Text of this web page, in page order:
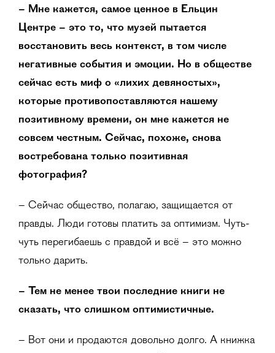
– Мне кажется, самое ценное в Ельцин
Центре – это то, что музей пытается
восстановить весь контекст, в том числе
негативные события и эмоции. Но в обществе
сейчас есть миф о «лихих девяностых»,
которые противопоставляются нашему
позитивному времени, он мне кажется не
совсем честным. Сейчас, похоже, снова
востребована только позитивная
фотография?
– Сейчас общество, полагаю, защищается от
правды. Люди готовы платить за оптимизм. Чуть-
чуть перегибаешь с правдой и всё – это можно
только дарить.
– Тем не менее твои последние книги не
сказать, что слишком оптимистичные.
– Вот они и продаются довольно долго. А книжка